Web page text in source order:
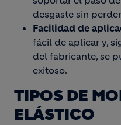
desgaste sin
Facilidad de
fácil de aplicar y,
del fabricante, se
exitoso.
TIPOS DE
ELÁSTICO